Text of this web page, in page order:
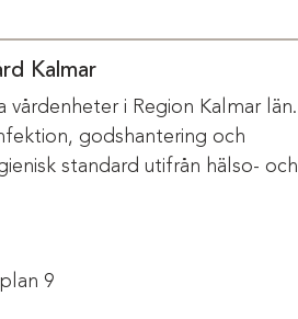
Kalmar
i Region Kalmar län.
godshantering och
standard utifrån hälso- och
9